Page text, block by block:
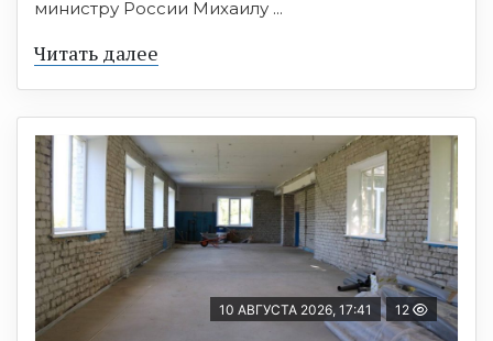
министру России Михаилу ...
Читать далее
10 АВГУСТА 2026, 17:41 12